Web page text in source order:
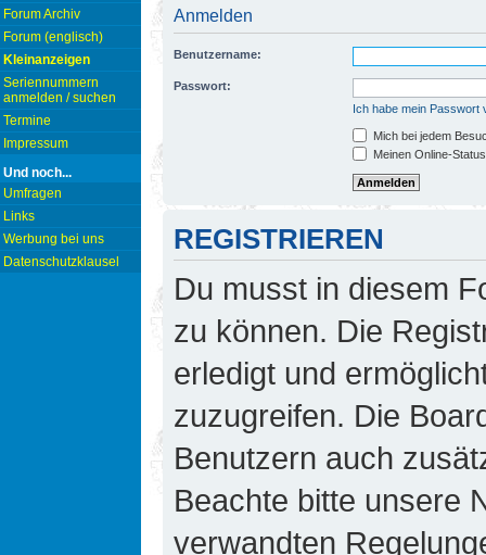
Forum Archiv
Forum (englisch)
Kleinanzeigen
Seriennummern
anmelden / suchen
Termine
Impressum
Und noch...
Umfragen
Links
Werbung bei uns
Datenschutzklausel
Anmelden
Benutzername:
Passwort:
Ich habe mein Passwort
Mich bei jedem
Meinen Online-
REGISTRIEREN
Du musst in diesem
zu können. Die
erledigt und
zuzugreifen. Die
Benutzern auch
Beachte bitte unsere
verwandten